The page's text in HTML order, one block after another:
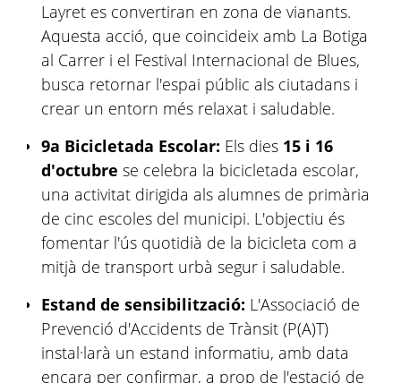
Layret es convertiran en zona de vianants.
Aquesta acció, que coincideix amb La Botiga
al Carrer i el Festival Internacional de Blues,
busca retornar l'espai públic als ciutadans i
crear un entorn més relaxat i saludable.
9a Bicicletada Escolar: Els dies 15 i 16
d'octubre se celebra la bicicletada escolar,
una activitat dirigida als alumnes de primària
de cinc escoles del municipi. L'objectiu és
fomentar l'ús quotidià de la bicicleta com a
mitjà de transport urbà segur i saludable.
Estand de sensibilització: L'Associació de
Prevenció d'Accidents de Trànsit (P(A)T)
instal·larà un estand informatiu, amb data
encara per confirmar, a prop de l'estació de